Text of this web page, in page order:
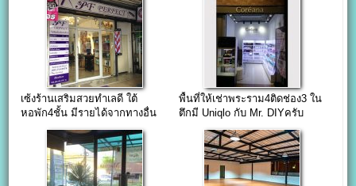
เซ้งร้านเสริมสวยทำเลดี ใต้
หอพัก4ชั้น มีรายได้จากทางอื่น
พื้นที่ให้เช่าพระราม4ติดช่อง3 ใน
ตึกมี Uniqlo กับ Mr. DIYครับ